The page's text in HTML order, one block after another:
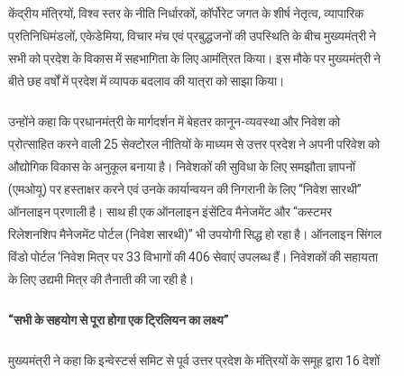
केंद्रीय मंत्रियों, विश्व स्तर के नीति निर्धारकों, कॉर्पोरेट जगत के शीर्ष नेतृत्व, व्यापारिक
प्रतिनिधिमंडलों, एकेडेमिया, विचार मंच एवं प्रबुद्धजनों की उपस्थिति के बीच मुख्यमंत्री ने
सभी को प्रदेश के विकास में सहभागिता के लिए आमंत्रित किया। इस मौके पर मुख्यमंत्री ने
बीते छह वर्षों में प्रदेश में व्यापक बदलाव की यात्रा को साझा किया।
उन्होंने कहा कि प्रधानमंत्री के मार्गदर्शन में बेहतर कानून-व्यवस्था और निवेश को
प्रोत्साहित करने वाली 25 सेक्टोरल नीतियों के माध्यम से उत्तर प्रदेश ने अपनी परिवेश को
औद्योगिक विकास के अनुकूल बनाया है। निवेशकों की सुविधा के लिए समझौता ज्ञापनों
(एमओयू) पर हस्ताक्षर करने एवं उनके कार्यान्वयन की निगरानी के लिए “निवेश सारथी”
ऑनलाइन प्रणाली है। साथ ही एक ऑनलाइन इंसेंटिव मैनेजमेंट और “कस्टमर
रिलेशनशिप मैनेजमेंट पोर्टल (निवेश सारथी)” भी उपयोगी सिद्ध हो रहा है। ऑनलाइन सिंगल
विंडो पोर्टल ‘निवेश मित्र पर 33 विभागों की 406 सेवाएं उपलब्ध हैं। निवेशकों की सहायता
के लिए उद्यमी मित्र की तैनाती की जा रही है।
“सभी के सहयोग से पूरा होगा एक ट्रिलियन का लक्ष्य”
मुख्यमंत्री ने कहा कि इन्वेस्टर्स समिट से पूर्व उत्तर प्रदेश के मंत्रियों के समूह द्वारा 16 देशों